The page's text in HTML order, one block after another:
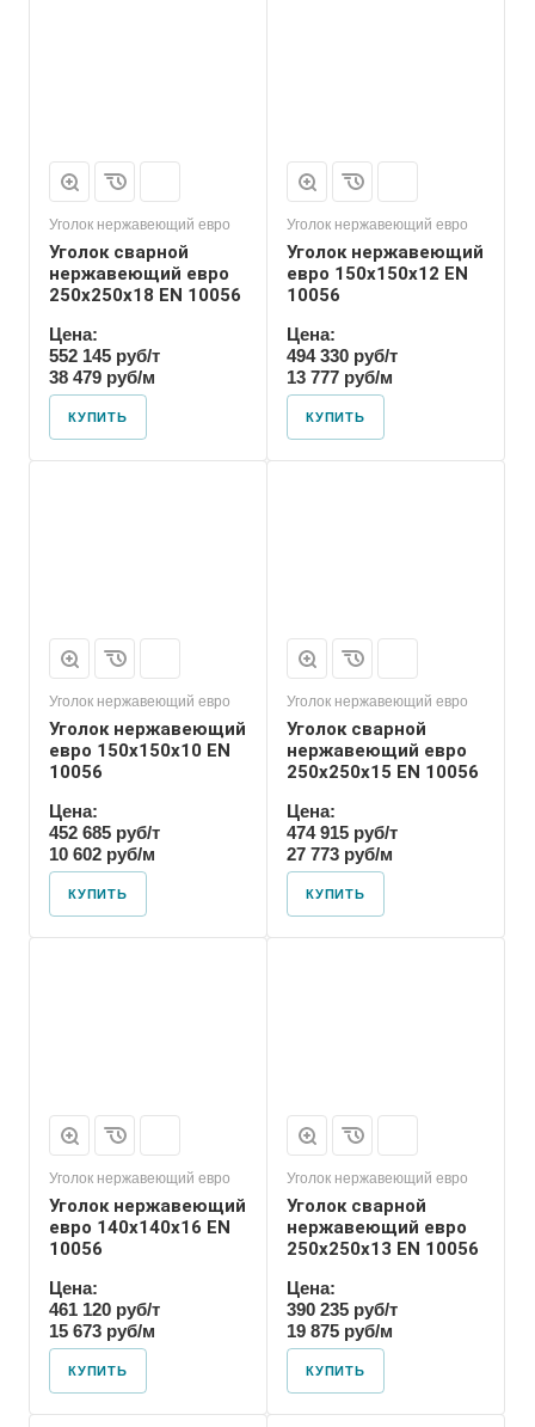
Уголок нержавеющий евро
Уголок сварной
нержавеющий евро
250х250х18 EN 10056
Цена:
552 145 руб/т
38 479 руб/м
КУПИТЬ
Уголок нержавеющий евро
Уголок нержавеющий
евро 150х150х12 EN
10056
Цена:
494 330 руб/т
13 777 руб/м
КУПИТЬ
Уголок нержавеющий евро
Уголок нержавеющий
евро 150х150х10 EN
10056
Цена:
452 685 руб/т
10 602 руб/м
КУПИТЬ
Уголок нержавеющий евро
Уголок сварной
нержавеющий евро
250х250х15 EN 10056
Цена:
474 915 руб/т
27 773 руб/м
КУПИТЬ
Уголок нержавеющий евро
Уголок нержавеющий
евро 140х140х16 EN
10056
Цена:
461 120 руб/т
15 673 руб/м
КУПИТЬ
Уголок нержавеющий евро
Уголок сварной
нержавеющий евро
250х250х13 EN 10056
Цена:
390 235 руб/т
19 875 руб/м
КУПИТЬ